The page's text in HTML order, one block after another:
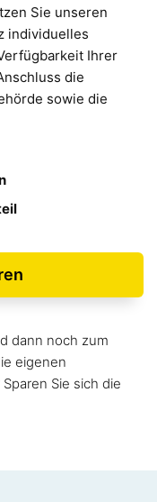
Sie unseren
individuelles
Ihrer
die
sowie die
dann noch zum
eigenen
Sie sich die